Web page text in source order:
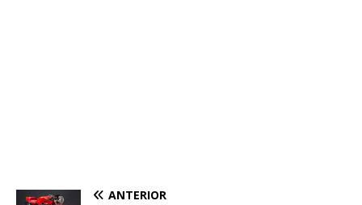
ANTERIOR